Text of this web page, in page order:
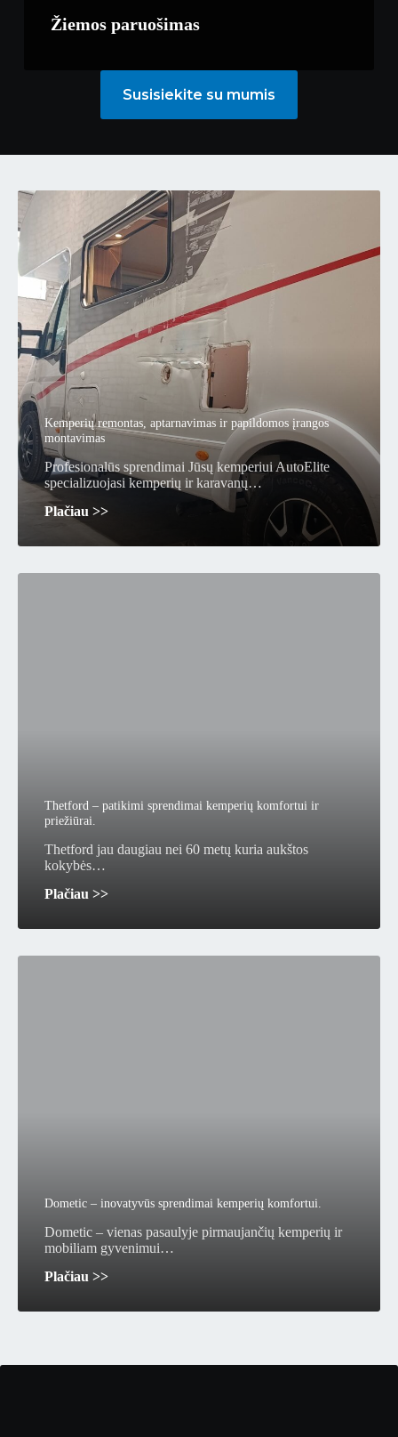
Žiemos paruošimas
Susisiekite su mumis
Kemperių remontas, aptarnavimas ir papildomos įrangos
montavimas
Profesionalūs sprendimai Jūsų kemperiui AutoElite
specializuojasi kemperių ir karavanų…
Plačiau >>
Thetford – patikimi sprendimai kemperių komfortui ir
priežiūrai.
Thetford jau daugiau nei 60 metų kuria aukštos
kokybės…
Plačiau >>
Dometic – inovatyvūs sprendimai kemperių komfortui.
Dometic – vienas pasaulyje pirmaujančių kemperių ir
mobiliam gyvenimui…
Plačiau >>